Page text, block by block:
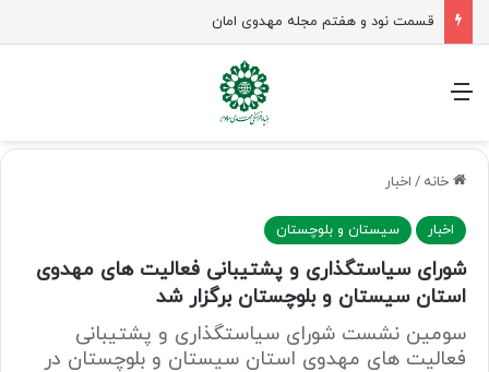
قسمت نود و هفتم مجله مهدوی امان
منو
خانه / اخبار
اخبار سیستان و بلوچستان
شورای سیاستگذاری و پشتیبانی فعالیت های مهدوی
استان سیستان و بلوچستان برگزار شد
سومین نشست شورای سیاستگذاری و پشتیبانی
فعالیت های مهدوی استان سیستان و بلوچستان در